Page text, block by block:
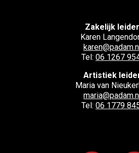
Zakelijk
Karen
Tel: 06 1267
Artistiek
Maria van
Tel: 06 1779